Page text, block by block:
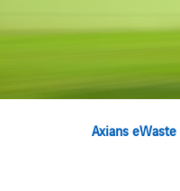
Axians eWaste